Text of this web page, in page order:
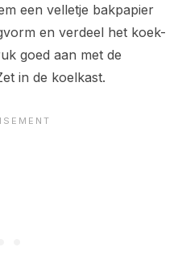
een velletje bakpapier
en verdeel het koek-
goed aan met de
in de koelkast.